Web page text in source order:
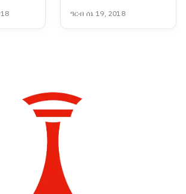
ተስፋ
ዓርብ ሰኔ 19, 2018